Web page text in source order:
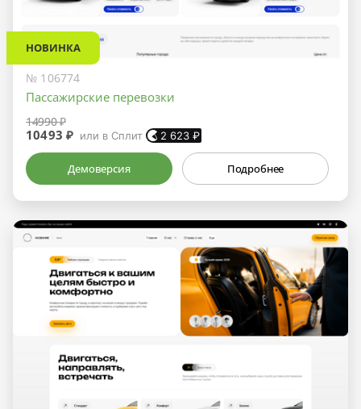
НОВИНКА
№ 106774
Пассажирские перевозки
14990 ₽
10493 ₽ или в Сплит 2 623 ₽
Демоверсия Подробнее